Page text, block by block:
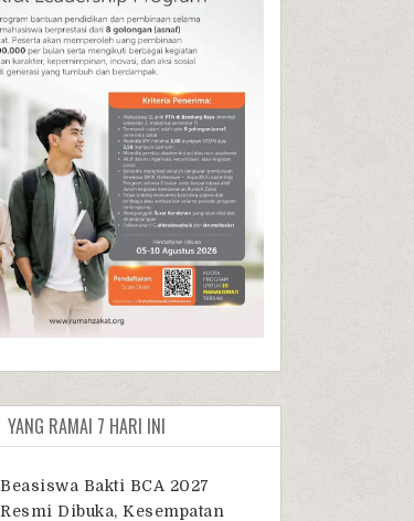
YANG RAMAI 7 HARI INI
Beasiswa Bakti BCA 2027
Resmi Dibuka, Kesempatan